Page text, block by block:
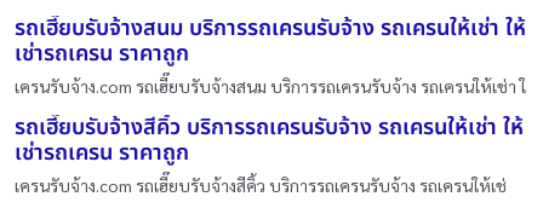
รถเฮี๊ยบรับจ้างสนม บริการรถเครนรับจ้าง รถเครนให้เช่า ให้
เช่ารถเครน ราคาถูก
เครนรับจ้าง.com รถเฮี๊ยบรับจ้างสนม บริการรถเครนรับจ้าง รถเครนให้เช่า ใ
รถเฮี๊ยบรับจ้างสีคิ้ว บริการรถเครนรับจ้าง รถเครนให้เช่า ให้
เช่ารถเครน ราคาถูก
เครนรับจ้าง.com รถเฮี๊ยบรับจ้างสีคิ้ว บริการรถเครนรับจ้าง รถเครนให้เช่